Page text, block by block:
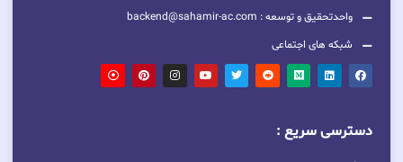
واحدتحقیق و توسعه : backend@sahamir-ac.com
شبکه های اجتماعی
دسترسی سریع :